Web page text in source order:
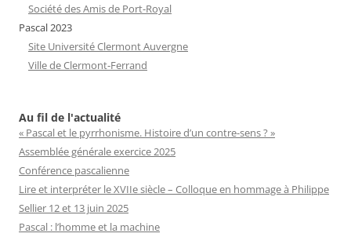
Société des Amis de Port-Royal
Pascal 2023
Site Université Clermont Auvergne
Ville de Clermont-Ferrand
Au fil de l'actualité
« Pascal et le pyrrhonisme. Histoire d’un contre-sens ? »
Assemblée générale exercice 2025
Conférence pascalienne
Lire et interpréter le XVIIe siècle – Colloque en hommage à Philippe
Sellier 12 et 13 juin 2025
Pascal : l’homme et la machine